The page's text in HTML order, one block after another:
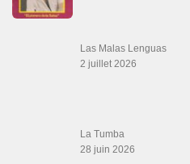
Las Malas Lenguas
2 juillet 2026
La Tumba
28 juin 2026